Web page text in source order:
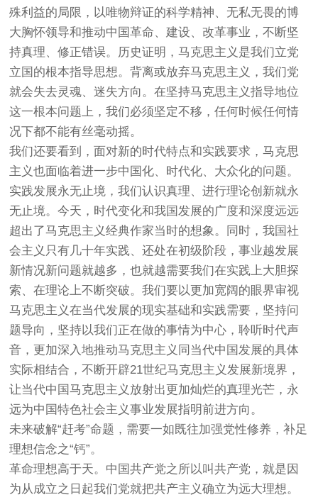
殊利益的局限，以唯物辩证的科学精神、无私无畏的博
大胸怀领导和推动中国革命、建设、改革事业，不断坚
持真理、修正错误。历史证明，马克思主义是我们立党
立国的根本指导思想。背离或放弃马克思主义，我们党
就会失去灵魂、迷失方向。在坚持马克思主义指导地位
这一根本问题上，我们必须坚定不移，任何时候任何情
况下都不能有丝毫动摇。
我们还要看到，面对新的时代特点和实践要求，马克思
主义也面临着进一步中国化、时代化、大众化的问题。
实践发展永无止境，我们认识真理、进行理论创新就永
无止境。今天，时代变化和我国发展的广度和深度远远
超出了马克思主义经典作家当时的想象。同时，我国社
会主义只有几十年实践、还处在初级阶段，事业越发展
新情况新问题就越多，也就越需要我们在实践上大胆探
索、在理论上不断突破。我们要以更加宽阔的眼界审视
马克思主义在当代发展的现实基础和实践需要，坚持问
题导向，坚持以我们正在做的事情为中心，聆听时代声
音，更加深入地推动马克思主义同当代中国发展的具体
实际相结合，不断开辟21世纪马克思主义发展新境界，
让当代中国马克思主义放射出更加灿烂的真理光芒，永
远为中国特色社会主义事业发展指明前进方向。
未来破解“赶考”命题，需要一如既往加强党性修养，补足
理想信念之“钙”。
革命理想高于天。中国共产党之所以叫共产党，就是因
为从成立之日起我们党就把共产主义确立为远大理想。